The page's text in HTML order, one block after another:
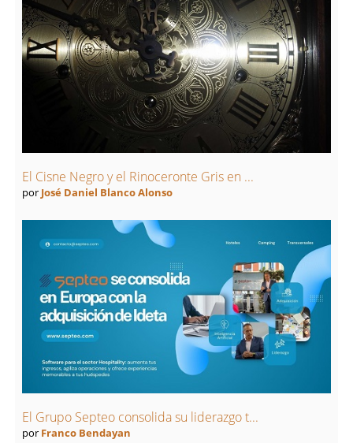
El Cisne Negro y el Rinoceronte Gris en ...
por José Daniel Blanco Alonso
El Grupo Septeo consolida su liderazgo t...
por Franco Bendayan